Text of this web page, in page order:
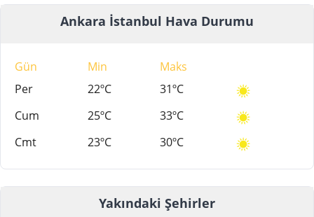
Ankara İstanbul Hava Durumu
Gün Min
Maks
Per
22ºC
31ºC
Cum
25ºC
33ºC
Cmt
23ºC 30ºC
Yakındaki Şehirler